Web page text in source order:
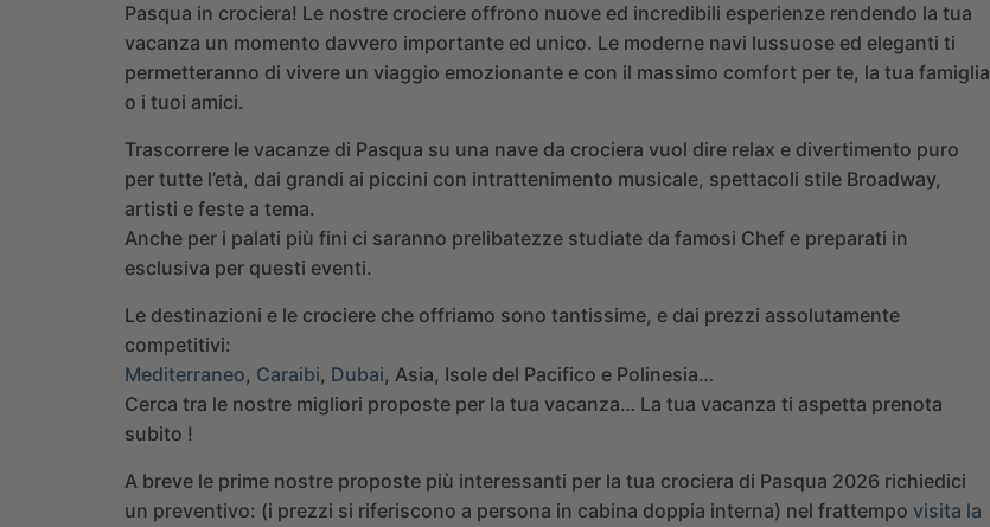
Pasqua in crociera! Le nostre crociere offrono nuove ed incredibili esperienze rendendo la tua
vacanza un momento davvero importante ed unico. Le moderne navi lussuose ed eleganti ti
permetteranno di vivere un viaggio emozionante e con il massimo comfort per te, la tua famiglia
o i tuoi amici.
Trascorrere le vacanze di Pasqua su una nave da crociera vuol dire relax e divertimento puro
per tutte l’età, dai grandi ai piccini con intrattenimento musicale, spettacoli stile Broadway,
artisti e feste a tema.
Anche per i palati più fini ci saranno prelibatezze studiate da famosi Chef e preparati in
esclusiva per questi eventi.
Le destinazioni e le crociere che offriamo sono tantissime, e dai prezzi assolutamente
competitivi:
Mediterraneo, Caraibi, Dubai, Asia, Isole del Pacifico e Polinesia…
Cerca tra le nostre migliori proposte per la tua vacanza… La tua vacanza ti aspetta prenota
subito !
A breve le prime nostre proposte più interessanti per la tua crociera di Pasqua 2026 richiedici
un preventivo: (i prezzi si riferiscono a persona in cabina doppia interna) nel frattempo visita la